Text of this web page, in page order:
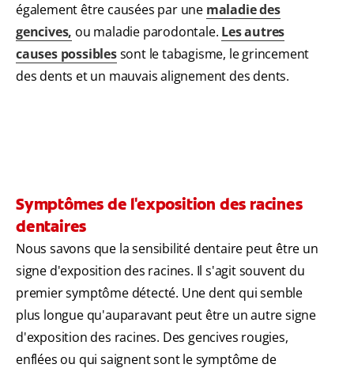
également être causées par une maladie des
gencives, ou maladie parodontale. Les autres
causes possiblessont le tabagisme, le grincement
des dents et un mauvais alignement des dents.
Symptômes de l'exposition des racines
dentaires
Nous savons que la sensibilité dentaire peut être un
signe d'exposition des racines. Il s'agit souvent du
premier symptôme détecté. Une dent qui semble
plus longue qu'auparavant peut être un autre signe
d'exposition des racines. Des gencives rougies,
enflées ou qui saignent sont le symptôme de